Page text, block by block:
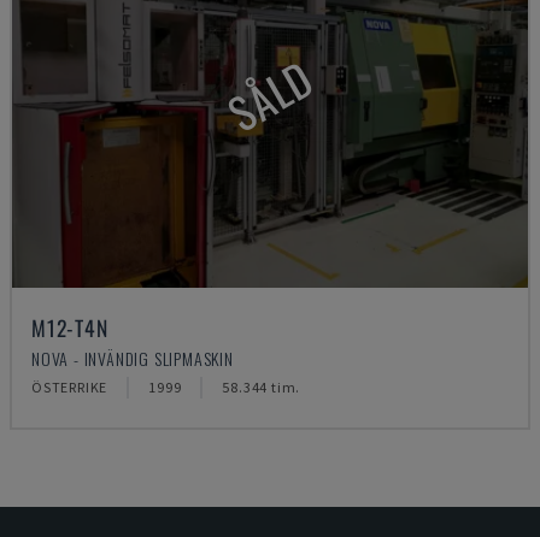
SÅLD
M12-T4N
NOVA - INVÄNDIG SLIPMASKIN
ÖSTERRIKE 1999 58.344 tim.